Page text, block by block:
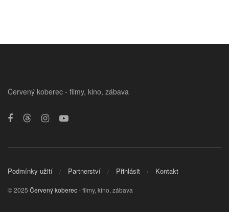
Červený koberec - filmy, kino, zábava
Podmínky užití Partnerství Přihlásit Kontakt
© 2025 Červený koberec- filmy, kino, zábava